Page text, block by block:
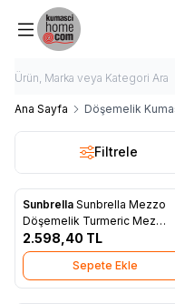
Ana Sayfa Döşemelik
Filtrele
Yeni
Favorilere Ekle
Sunbrella Sunbrella Mezzo
Döşemelik Turmeric Mez
10220 137
2.598,40 TL
Sepete Ekle